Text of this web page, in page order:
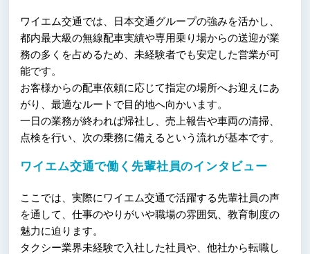
ワイエム交通では、日本交通グループの強みを活かし、
都内最大級の無線配車実績や専用乗り場からの送迎が業
務の多くを占めるため、未経験者でも安定した営業が可
能です。
お客様からの配車依頼に応じて指定の場所へお迎えにあ
がり、最適なルートで目的地へ向かいます。
一日の業務が終われば帰社し、売上報告や車両の清掃、
点検を行い、次の乗務に備えるという流れが基本です。
ワイエム交通で働く先輩社員のインタビュー
ここでは、実際にワイエム交通で活躍する先輩社員の声
を通して、仕事のやりがいや職場の雰囲気、教育制度の
魅力に迫ります。
タクシー業界未経験で入社した社員や、他社から転職し